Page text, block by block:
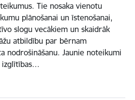
Tie nosaka vienotu
plānošanai un īstenošanai,
slogu vecākiem un skaidrāk
atbildību par bērnam
nodrošināšanu. Jaunie noteikumi
izglītības…